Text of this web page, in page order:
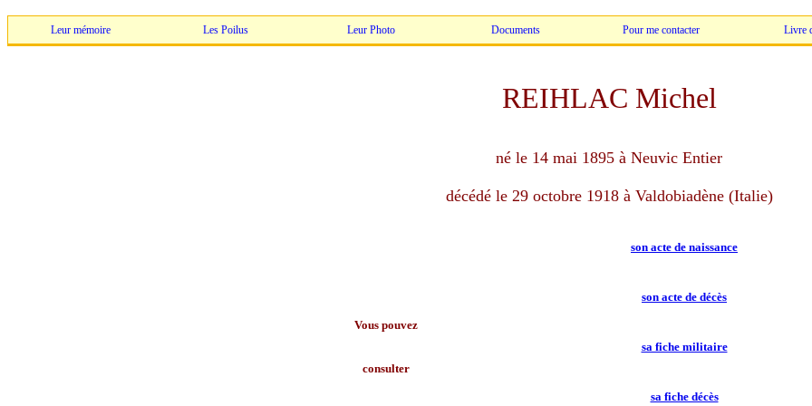
Leur mémoire Les Poilus Leur Photo Documents Pour me contacter Livre
REIHLAC Michel
né le 14 mai 1895 à Neuvic Entier
décédé le 29 octobre 1918 à Valdobiadène (Italie)
Vous pouvez
consulter
son acte de naissance
son acte de décès
sa fiche militaire
sa fiche décès